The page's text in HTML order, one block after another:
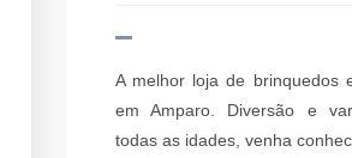
A melhor loja de brinquedos
em Amparo. Diversão e
todas as idades, venha